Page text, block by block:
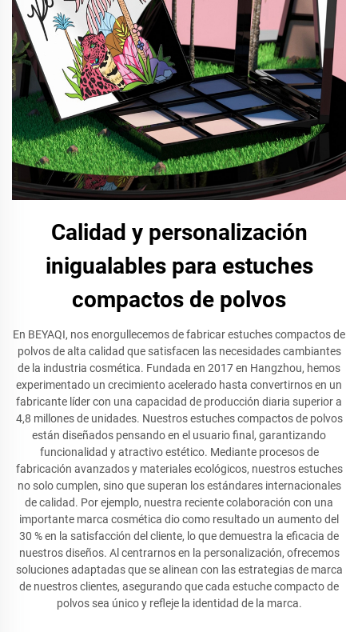
Calidad y personalización
inigualables para estuches
compactos de polvos
En BEYAQI, nos enorgullecemos de fabricar estuches compactos de
polvos de alta calidad que satisfacen las necesidades cambiantes
de la industria cosmética. Fundada en 2017 en Hangzhou, hemos
experimentado un crecimiento acelerado hasta convertirnos en un
fabricante líder con una capacidad de producción diaria superior a
4,8 millones de unidades. Nuestros estuches compactos de polvos
están diseñados pensando en el usuario final, garantizando
funcionalidad y atractivo estético. Mediante procesos de
fabricación avanzados y materiales ecológicos, nuestros estuches
no solo cumplen, sino que superan los estándares internacionales
de calidad. Por ejemplo, nuestra reciente colaboración con una
importante marca cosmética dio como resultado un aumento del
30 % en la satisfacción del cliente, lo que demuestra la eficacia de
nuestros diseños. Al centrarnos en la personalización, ofrecemos
soluciones adaptadas que se alinean con las estrategias de marca
de nuestros clientes, asegurando que cada estuche compacto de
polvos sea único y refleje la identidad de la marca.